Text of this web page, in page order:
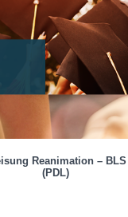
Reanimation –
(PDL)